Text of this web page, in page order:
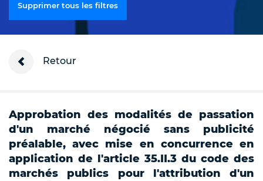
Supprimer tous les filtres
Retour
Approbation des modalités de passation
d'un marché négocié sans publicité
préalable, avec mise en concurrence en
application de l'article 35.II.3 du code des
marchés publics pour l'attribution d'un